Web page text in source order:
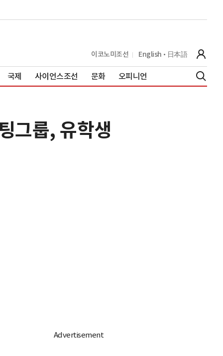
이코노미조선 English 日本語
국제 사이언스조선 문화 오피니언
그룹, 유학생